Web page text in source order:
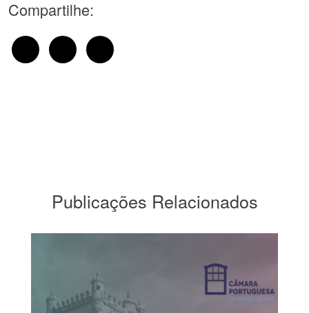
Compartilhe:
Publicações Relacionados